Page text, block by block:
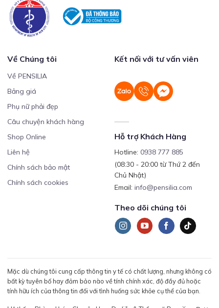
Về Chúng tôi
Về PENSILIA
Bảng giá
Phụ nữ phải đẹp
Câu chuyện khách hàng
Shop Online
Liên hệ
Chính sách bảo mật
Chính sách cookies
Kết nối với tư vấn viên
Hỗ trợ Khách Hàng
Hotline: 0938 777 885
(08:30 - 20:00 từ Thứ 2 đến
Chủ Nhật)
Email: info@pensilia.com
Theo dõi chúng tôi
Mặc dù chúng tôi cung cấp thông tin y tế có chất lượng, nhưng không có
bất kỳ tuyên bố hay đảm bảo nào về tính chính xác, độ đầy đủ hoặc
tính hữu ích của thông tin đối với tình huống sức khỏe cụ thể của bạn.